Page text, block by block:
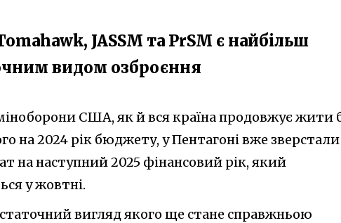
JASSM та PrSM є найбільш
видом озброєння
США, як й вся країна продовжує жити
на 2024 рік бюджету, у Пентагоні вже зверстали
на наступний 2025 фінансовий рік, який
у жовтні.
вигляд якого ще стане справжньою